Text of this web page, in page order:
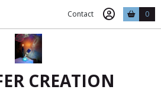
Contact 0
CREATION